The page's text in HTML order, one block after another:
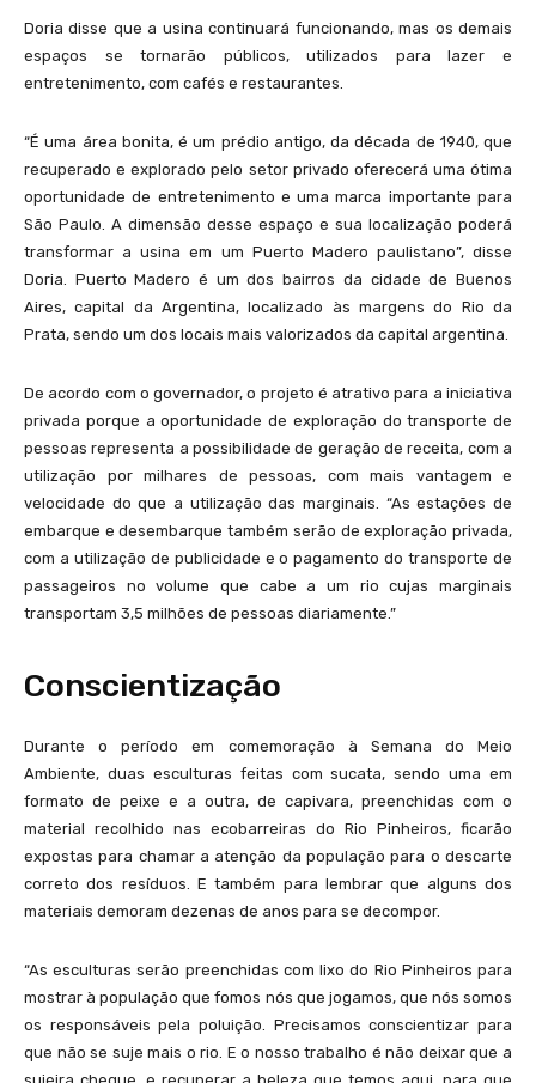
Doria disse que a usina continuará funcionando, mas os demais
espaços se tornarão públicos, utilizados para lazer e
entretenimento, com cafés e restaurantes.
“É uma área bonita, é um prédio antigo, da década de 1940, que
recuperado e explorado pelo setor privado oferecerá uma ótima
oportunidade de entretenimento e uma marca importante para
São Paulo. A dimensão desse espaço e sua localização poderá
transformar a usina em um Puerto Madero paulistano”, disse
Doria. Puerto Madero é um dos bairros da cidade de Buenos
Aires, capital da Argentina, localizado às margens do Rio da
Prata, sendo um dos locais mais valorizados da capital argentina.
De acordo com o governador, o projeto é atrativo para a iniciativa
privada porque a oportunidade de exploração do transporte de
pessoas representa a possibilidade de geração de receita, com a
utilização por milhares de pessoas, com mais vantagem e
velocidade do que a utilização das marginais. “As estações de
embarque e desembarque também serão de exploração privada,
com a utilização de publicidade e o pagamento do transporte de
passageiros no volume que cabe a um rio cujas marginais
transportam 3,5 milhões de pessoas diariamente.”
Conscientização
Durante o período em comemoração à Semana do Meio
Ambiente, duas esculturas feitas com sucata, sendo uma em
formato de peixe e a outra, de capivara, preenchidas com o
material recolhido nas ecobarreiras do Rio Pinheiros, ficarão
expostas para chamar a atenção da população para o descarte
correto dos resíduos. E também para lembrar que alguns dos
materiais demoram dezenas de anos para se decompor.
“As esculturas serão preenchidas com lixo do Rio Pinheiros para
mostrar à população que fomos nós que jogamos, que nós somos
os responsáveis pela poluição. Precisamos conscientizar para
que não se suje mais o rio. E o nosso trabalho é não deixar que a